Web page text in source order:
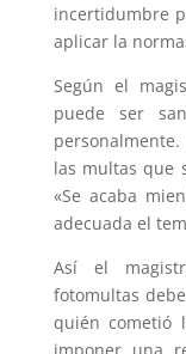
incertidumbre
aplicar la
Según el
puede ser
las multas que
«Se acaba
adecuada el
Así el
fotomultas
quién cometió
imponer una